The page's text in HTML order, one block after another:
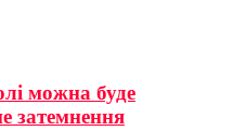
можна буде
затемнення